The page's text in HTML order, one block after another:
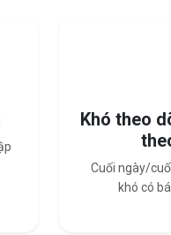
Khó theo
Cuối ngày/
khó có